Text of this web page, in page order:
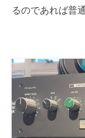
るのであれば普